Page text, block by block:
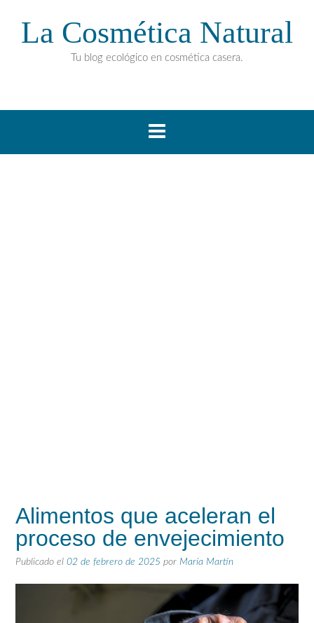
La Cosmética Natural
Tu blog ecológico en cosmética casera.
Alimentos que aceleran el
proceso de envejecimiento
Publicado el 02 de febrero de 2025 por María Martín